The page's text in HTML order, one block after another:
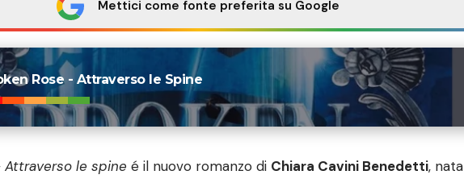
Mettici come fonte preferita su Google
Rose - Attraverso le Spine
Attraverso le spine é il nuovo romanzo di Chiara Cavini Benedetti, nata